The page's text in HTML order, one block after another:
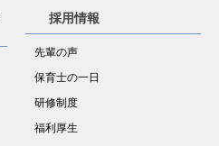
採用情報
先輩の声
保育士の一日
研修制度
福利厚生